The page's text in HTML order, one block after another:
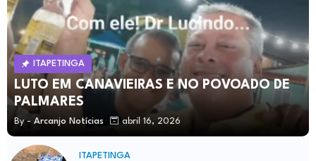
ITAPETINGA
LUTO EM CANAVIEIRAS E NO POVOADO DE
PALMARES
By - Arcanjo Notícias abril 16, 2026
ITAPETINGA